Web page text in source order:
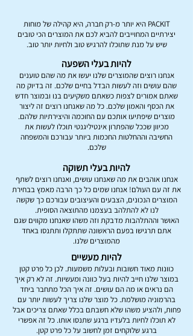
PACKIT היא יותר מ-רק חברה, היא קהילה של מוחות
יצירתיים המחוייבים להביא לכם את המוצרים הכי טובים
שיש על מנת שתוכלו להרגיש טוב ולחיות יותר טוב.
להיות בעלי השפעה
אנחנו רוצים שהמוצרים שלנו יעשו את מה שהם טוענים
שהם עושים וזה לעשות הבדל בחיים שלכם. זה בדיוק מה
שאתם אמורים לצפות כשאתם משקיעים בנו ובמוצר חדש
את הכסף והאמון שלכם. כל מה שאנחנו רוצים זה ליצור
מוצרים שיפתיעו אותכם עם החוכמה והיצירתיות שלהם.
מכיוון שככל שהפתרון אינטיליגנטי תוכלו לעשות את
החשיבה וההחלטות החכמות ביותר עבורכם והמשפחה
שלכם.
להיות בעלי תשוקה
אנחנו אוהבים את מה שאנחנו עושים, ואנחנו רוצים לשתף
את זה עם העולם! אנחנו שמים כל כך הרבה מאמץ בבחירת
המוצרים הנכונים, הצבעים והעיצובים עבורכם כך שקשה
לנו לא להתלהב בעצמנו מהתוצאה הסופית.
האושר וההתלהבות מדבקת וזה משהו שאנחנו מקווים שגם
אתם תרגישו בפעם הראשונה שתתקלו ותתנסו באחד
מהמוצרים שלנו.
להיות מעשיים
כוונות מאוד חשובות ובעלות משמעות. לכן כל פרט קטן
במוצר שלנו חייב להיות בעל כוונה ומעשיות. זה לא רק איך
הם נראים או מה הם עושים. זה איך הכל מתחבר ביחד
בהרמוניה מושלמת. כל מוצר שלנו צריך לעשות יותר עם
פחות, ולהציע משהו שלא חשבתם בכלל שאתם צריכים אבל
לא תוכלו לחיות בלעדיו ברגע שתנסו אותו. כל זה אפשרי
ברגע שלוקחים זמן לחשוב על כל פרט קטן.